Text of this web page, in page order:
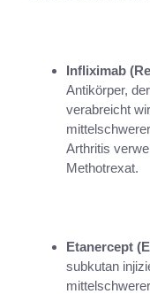
Infliximab
Antikörper,
verabreicht
Arthritis
Methotrexat.
Etanercept
subkutan